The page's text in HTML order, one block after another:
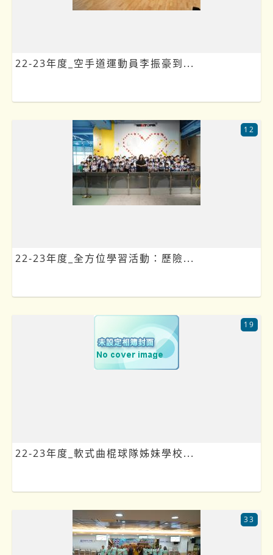
22-23年度_空手道運動員李振豪到...
22-23年度_全方位學習活動：歷險...
12
22-23年度_軟式曲棍球隊姊妹學校...
19
33